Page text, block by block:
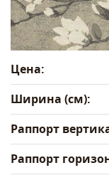
Цена:
Ширина (см):
Раппорт
Раппорт